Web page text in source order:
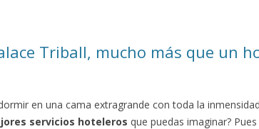
Triball, mucho más que un
en una cama extragrande con toda la
servicios hoteleros que puedas imaginar?